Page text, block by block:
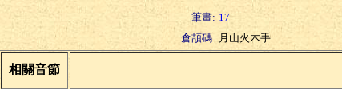
筆畫: 17
倉頡碼: 月山火木手
相關音節